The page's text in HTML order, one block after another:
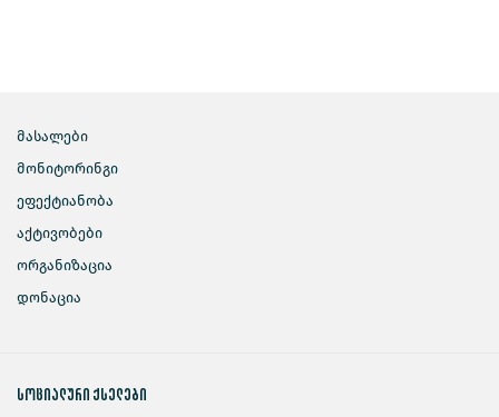
მასალები
მონიტორინგი
ეფექტიანობა
აქტივობები
ორგანიზაცია
დონაცია
სოციალური ქსელები